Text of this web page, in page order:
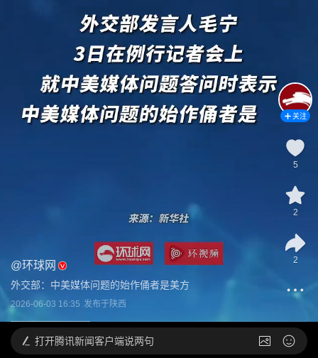
@环球网
外交部：中美媒体问题的始作俑者是美方
2026-06-03 16:35 发布于陕西
关注
5
2
2
打开腾讯新闻客户端说两句